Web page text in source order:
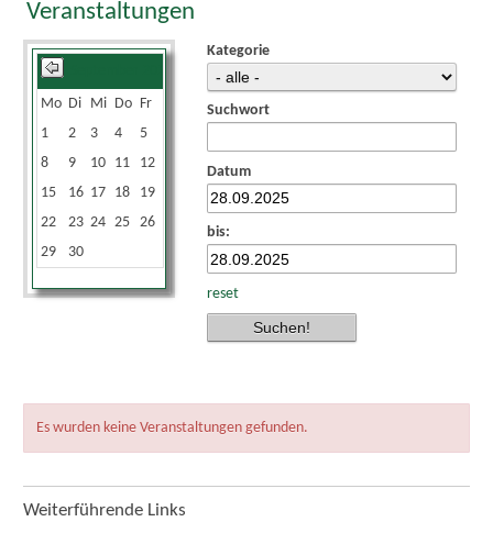
Veranstaltungen
Mo Di Mi Do Fr
1
2 3 4 5
8
9 10 11 12
15
16 17 18 19
22
23 24 25 26
29
30
Kategorie
Suchwort
Datum
bis:
reset
Es wurden keine Veranstaltungen gefunden.
Weiterführende Links